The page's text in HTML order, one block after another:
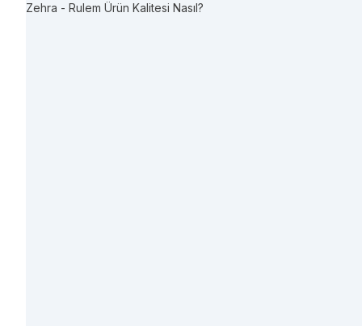
Zehra - Rulem Ürün Kalitesi Nasıl?